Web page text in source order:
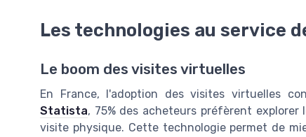
Les technologies au service
Le boom des visites virtuelles
En France, l'adoption des visites virtuelles
Statista, 75% des acheteurs préfèrent
visite physique. Cette technologie permet de